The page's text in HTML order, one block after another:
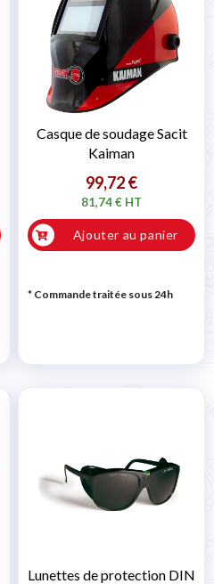
Casque de soudage Sacit
Kaiman
99,72 €
81,74 € HT
Ajouter au panier
* Commande traitée sous 24h
Lunettes de protection DIN